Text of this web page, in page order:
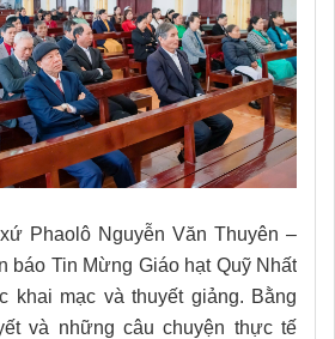
Phaolô Nguyễn Văn Thuyên –
báo Tin Mừng Giáo hạt Quỹ Nhất
khai mạc và thuyết giảng. Bằng
và những câu chuyện thực tế